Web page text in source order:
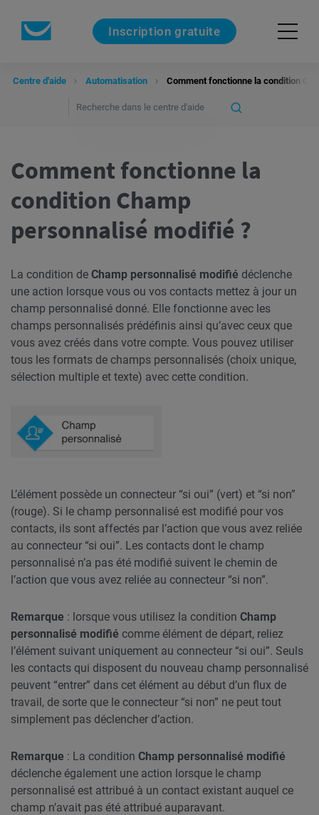
Inscription gratuite
Centre d'aide Automatisation Comment fonctionne la condition
Comment fonctionne la
condition Champ
personnalisé modifié ?
La condition de Champ personnalisé modifié déclenche
une action lorsque vous ou vos contacts mettez à jour un
champ personnalisé donné. Elle fonctionne avec les
champs personnalisés prédéfinis ainsi qu’avec ceux que
vous avez créés dans votre compte. Vous pouvez utiliser
tous les formats de champs personnalisés (choix unique,
sélection multiple et texte) avec cette condition.
L’élément possède un connecteur “si oui” (vert) et “si non”
(rouge). Si le champ personnalisé est modifié pour vos
contacts, ils sont affectés par l’action que vous avez reliée
au connecteur “si oui”. Les contacts dont le champ
personnalisé n’a pas été modifié suivent le chemin de
l’action que vous avez reliée au connecteur “si non”.
Remarque : lorsque vous utilisez la condition Champ
personnalisé modifié comme élément de départ, reliez
l’élément suivant uniquement au connecteur “si oui”. Seuls
les contacts qui disposent du nouveau champ personnalisé
peuvent “entrer” dans cet élément au début d’un flux de
travail, de sorte que le connecteur “si non” ne peut tout
simplement pas déclencher d’action.
Remarque : La condition Champ personnalisé modifié
déclenche également une action lorsque le champ
personnalisé est attribué à un contact existant auquel ce
champ n’avait pas été attribué auparavant.